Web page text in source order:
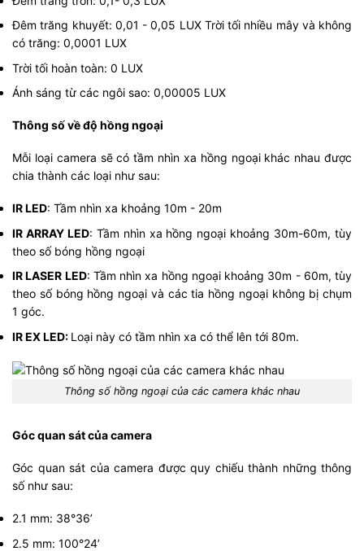
Đêm trăng khuyết: 0,01 - 0,05 LUX Trời tối nhiều mây và không
có trăng: 0,0001 LUX
Trời tối hoàn toàn: 0 LUX
Ánh sáng từ các ngôi sao: 0,00005 LUX
Thông số về độ hồng ngoại
Mỗi loại camera sẽ có tầm nhìn xa hồng ngoại khác nhau được
chia thành các loại như sau:
IR LED: Tầm nhìn xa khoảng 10m - 20m
IR ARRAY LED: Tầm nhìn xa hồng ngoại khoảng 30m-60m, tùy
theo số bóng hồng ngoại
IR LASER LED: Tầm nhìn xa hồng ngoại khoảng 30m - 60m, tùy
theo số bóng hồng ngoại và các tia hồng ngoại không bị chụm
1 góc.
IR EX LED: Loại này có tầm nhìn xa có thể lên tới 80m.
Thông số hồng ngoại của các camera khác nhau
Góc quan sát của camera
Góc quan sát của camera được quy chiếu thành những thông
số như sau:
2.1 mm: 38°36’
2.5 mm: 100°24’